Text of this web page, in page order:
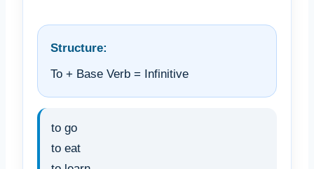
Structure:
To + Base Verb = Infinitive
to go
to eat